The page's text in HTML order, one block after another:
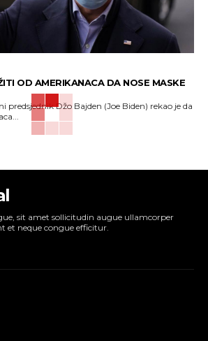
OD AMERIKANACA DA NOSE MASKE
sit amet sollicitudin augue ullamcorper
et neque congue efficitur.